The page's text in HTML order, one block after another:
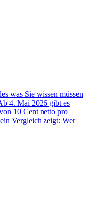
was Sie wissen müssen
4. Mai 2026 gibt es
10 Cent netto pro
Vergleich zeigt: Wer